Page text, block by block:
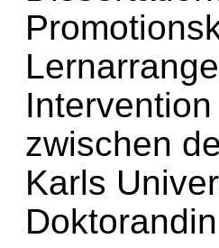
zwischen
Karls